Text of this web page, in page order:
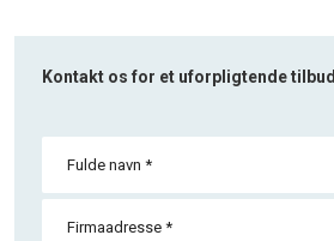
​Kontakt os for et uforpligtende tilbud